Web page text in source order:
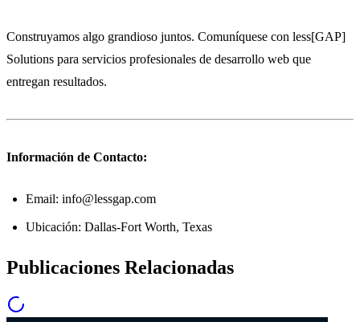
Construyamos algo grandioso juntos. Comuníquese con less[GAP]
Solutions para servicios profesionales de desarrollo web que
entregan resultados.
Información de Contacto:
Email: info@lessgap.com
Ubicación: Dallas-Fort Worth, Texas
Publicaciones Relacionadas